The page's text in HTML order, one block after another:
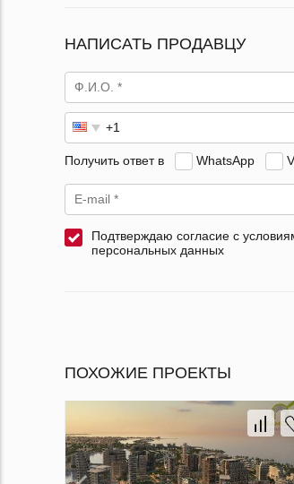
НАПИСАТЬ ПРОДАВЦУ
Получить ответ в WhatsApp
Подтверждаю согласие с
персональных данных
ПОХОЖИЕ ПРОЕКТЫ